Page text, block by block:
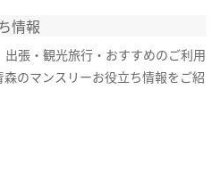
情報
出張・観光旅行・おすすめのご利用
森のマンスリーお役立ち情報をご紹